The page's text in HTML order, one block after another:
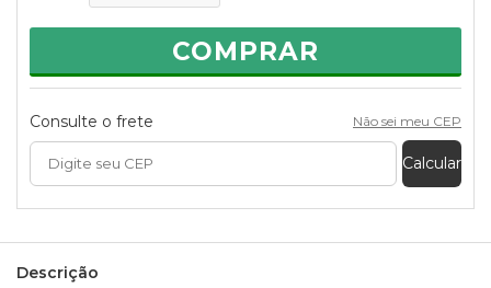
COMPRAR
Consulte o frete Não sei meu CEP
Calcular
Descrição